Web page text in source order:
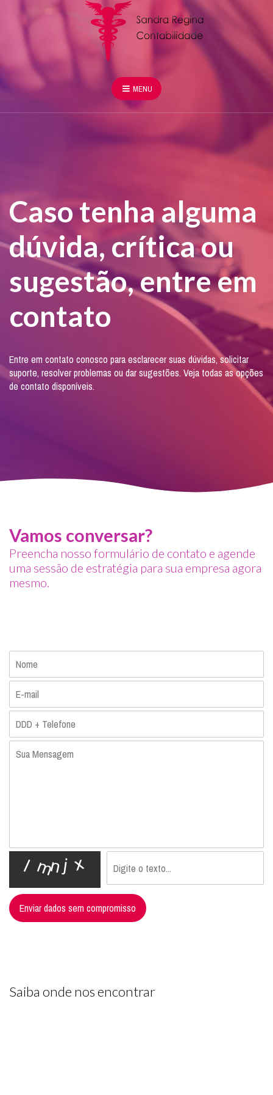
MENU
Caso tenha alguma
dúvida, crítica ou
sugestão, entre em
contato
Entre em contato conosco para esclarecer suas dúvidas, solicitar
suporte, resolver problemas ou dar sugestões. Veja todas as opções
de contato disponíveis.
Vamos conversar?
Preencha nosso formulário de contato e agende
uma sessão de estratégia para sua empresa agora
mesmo.
Enviar dados sem compromisso
Saiba onde nos encontrar